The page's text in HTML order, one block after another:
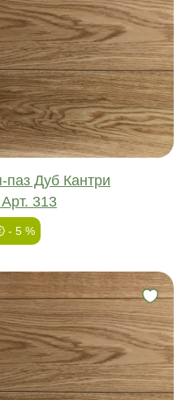
Дуб Кантри
313
- 5 %